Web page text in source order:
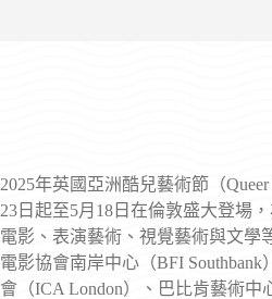
2025年英國亞洲酷兒藝術節（Queer
23日起至5月18日在倫敦盛大登場
電影、表演藝術、視覺藝術與文學
電影協會南岸中心（BFI Southbank
會（ICA London）、巴比肯藝術中